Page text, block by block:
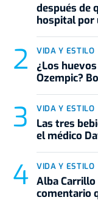
después de
hospital por
VIDA Y ESTILO
¿Los
Ozempic?
VIDA Y ESTILO
Las tres
el médico
VIDA Y ESTILO
Alba
comentario